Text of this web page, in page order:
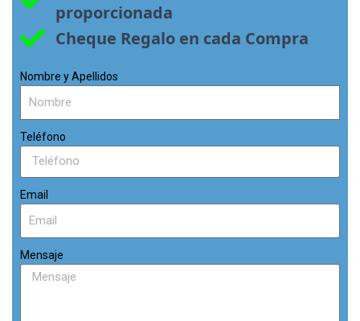
proporcionada
Cheque Regalo en cada Compra
Nombre y Apellidos
Teléfono
Email
Mensaje